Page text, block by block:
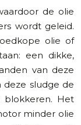
de olie
wordt geleid.
olie of
een dikke,
van deze
deze sludge de
blokkeren. Het
minder olie